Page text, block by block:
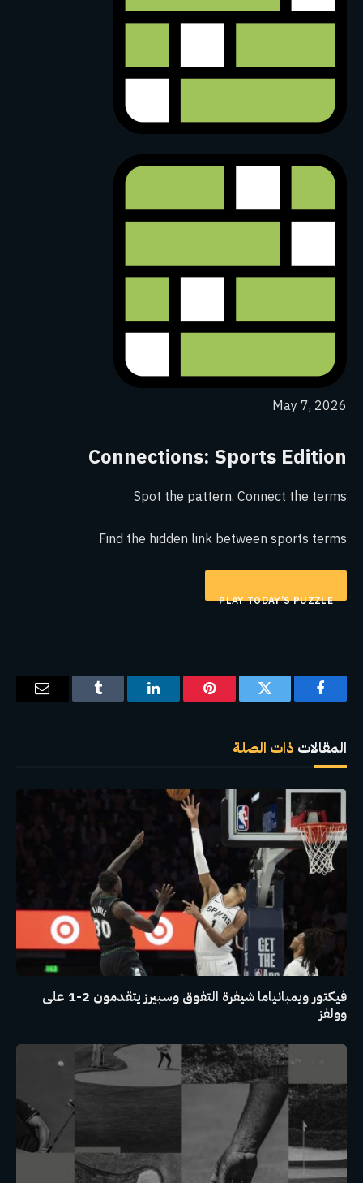
May 7, 2026
Connections: Sports Edition
Spot the pattern. Connect the terms
Find the hidden link between sports terms
PLAY TODAY’S PUZZLE
فيسبوك تويتر بينتيريستلينكدإن Tumblr
البريد
المقالات ذات الصلة
فيكتور ويمبانياما شيفرة التفوق وسبيرز يتقدمون 2-1 على
وولفز